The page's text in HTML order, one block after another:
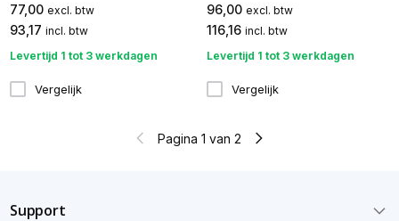
77,00 excl. btw
93,17 incl. btw
Levertijd 1 tot 3 werkdagen
Vergelijk
96,00 excl. btw
116,16 incl. btw
Levertijd 1 tot 3 werkdagen
Vergelijk
Pagina 1 van 2
Support